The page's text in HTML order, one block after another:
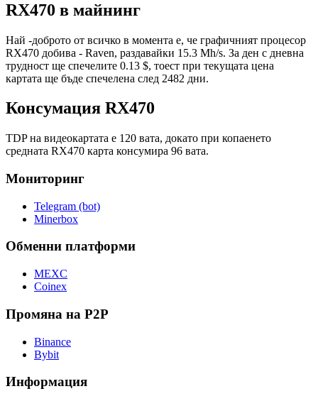
RX470 в майнинг
Най -доброто от всичко в момента е, че графичният процесор
RX470 добива - Raven, раздавайки 15.3 Mh/s. За ден с дневна
трудност ще спечелите 0.13 $, тоест при текущата цена
картата ще бъде спечелена след 2482 дни.
Консумация RX470
TDP на видеокартата е 120 вата, докато при копаенето
средната RX470 карта консумира 96 вата.
Мониторинг
Telegram (bot)
Minerbox
Обменни платформи
MEXC
Coinex
Промяна на P2P
Binance
Bybit
Информация